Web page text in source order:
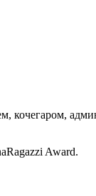
кочегаром,
Award.